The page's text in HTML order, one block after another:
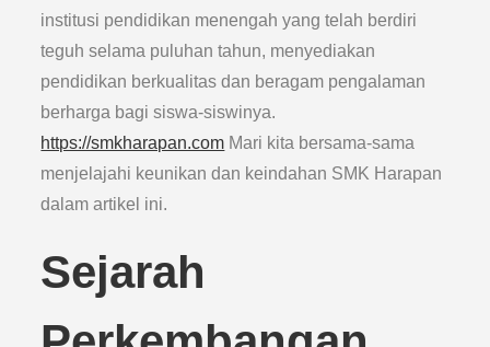
institusi pendidikan menengah yang telah berdiri
teguh selama puluhan tahun, menyediakan
pendidikan berkualitas dan beragam pengalaman
berharga bagi siswa-siswinya.
https://smkharapan.com Mari kita bersama-sama
menjelajahi keunikan dan keindahan SMK Harapan
dalam artikel ini.
Sejarah